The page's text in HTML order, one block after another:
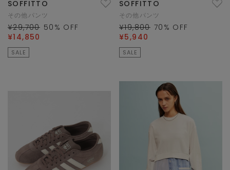
SOFFITTO
その他パンツ
¥29,700 50 % OFF
¥14,850
SALE
SOFFITTO
その他パンツ
¥19,800 70 % OFF
¥5,940
SALE